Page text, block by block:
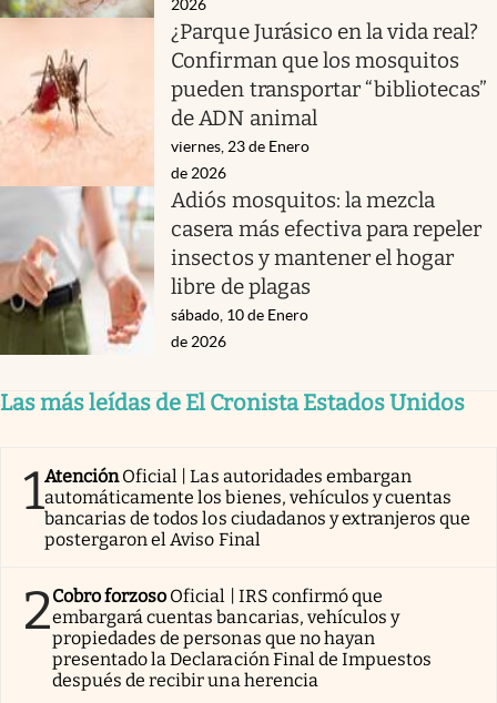
2026
¿Parque Jurásico en la vida real?
Confirman que los mosquitos
pueden transportar “bibliotecas”
de ADN animal
viernes, 23 de Enero
de 2026
Adiós mosquitos: la mezcla
casera más efectiva para repeler
insectos y mantener el hogar
libre de plagas
sábado, 10 de Enero
de 2026
Las más leídas de El Cronista Estados Unidos
1AtenciónOficial | Las autoridades embargan
automáticamente los bienes, vehículos y cuentas
bancarias de todos los ciudadanos y extranjeros que
postergaron el Aviso Final
2Cobro forzoso Oficial | IRS confirmó que
embargará cuentas bancarias, vehículos y
propiedades de personas que no hayan
presentado la Declaración Final de Impuestos
después de recibir una herencia